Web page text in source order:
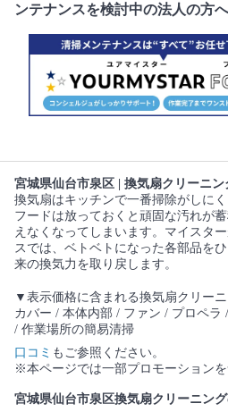
ンテナンスを検討中の法人の方へ
宮城県仙台市泉区 | 換気扇クリーニン
換気扇はキッチンで一番掃除がしに
フードは放っておくと頑固な汚れが
えなくなってしまいます。マイスタ
スでは、ベトベトになった各部品を
来の換気力を取り戻します。
▼表示価格に含まれる換気扇クリー
カバー / 本体内部 / ファン / プロペラ
/ 作業場所の簡易清掃
口コミ もご参照ください。
※本ページでは一部プロモーションを
宮城県仙台市泉区換気扇クリーニン